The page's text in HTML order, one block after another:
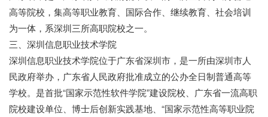
高等院校，集高等职业教育、国际合作、继续教育、社会培训
为一体，系深圳三所高职院校之一。
三、深圳信息职业技术学院
深圳信息职业技术学院位于广东省深圳市，是一所由深圳市人
民政府举办，广东省人民政府批准成立的公办全日制普通高等
学校。是首批“国家示范性软件学院”建设院校、广东省一流高职
院校建设单位、博士后创新实践基地、“国家示范性高等职业院